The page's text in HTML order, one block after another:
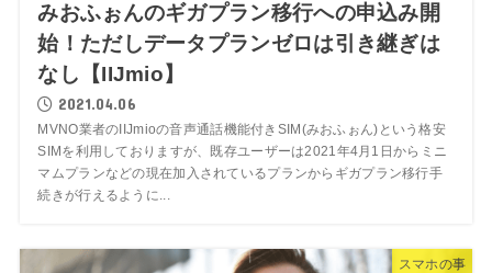
みおふぉんのギガプラン移行への申込み開
始！ただしデータプランゼロは引き継ぎは
なし【IIJmio】
2021.04.06
MVNO業者のIIJmioの音声通話機能付きSIM(みおふぉん)という格安
SIMを利用しておりますが、既存ユーザーは2021年4月1日からミニ
マムプランなどの現在加入されているプランからギガプラン移行手
続きが行えるように...
スマホの事